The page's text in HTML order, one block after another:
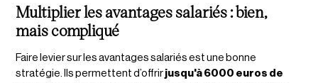
Multiplier les avantages salariés : bien,
mais compliqué
Faire levier sur les avantages salariés est une bonne
stratégie. Ils permettent d’offrir jusqu'à 6000 euros de